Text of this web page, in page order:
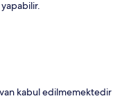
kabul edilmemektedir